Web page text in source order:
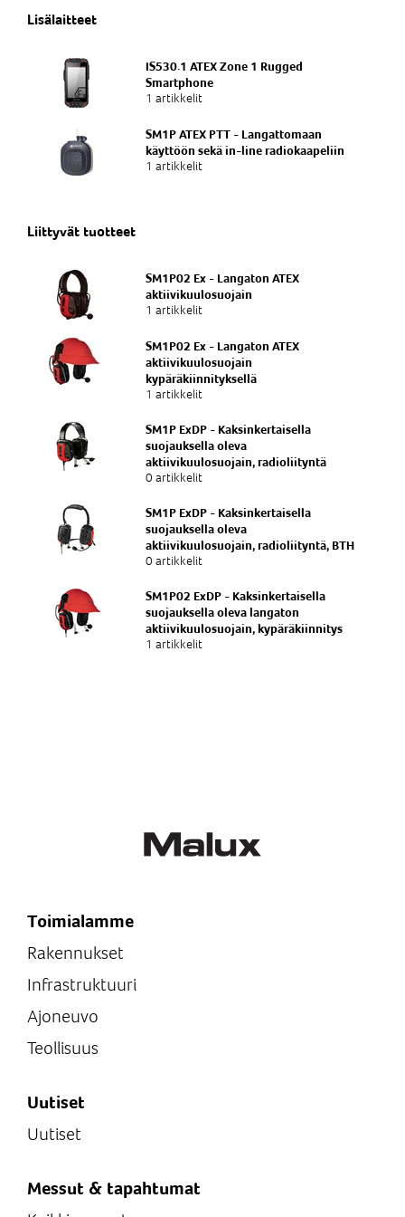
Lisälaitteet
IS530.1 ATEX Zone 1 Rugged
Smartphone
1 artikkelit
SM1P ATEX PTT - Langattomaan
käyttöön sekä in-line radiokaapeliin
1 artikkelit
Liittyvät tuotteet
SM1P02 Ex - Langaton ATEX
aktiivikuulosuojain
1 artikkelit
SM1P02 Ex - Langaton ATEX
aktiivikuulosuojain
kypäräkiinnityksellä
1 artikkelit
SM1P ExDP - Kaksinkertaisella
suojauksella oleva
aktiivikuulosuojain, radioliityntä
0 artikkelit
SM1P ExDP - Kaksinkertaisella
suojauksella oleva
aktiivikuulosuojain, radioliityntä, BTH
0 artikkelit
SM1P02 ExDP - Kaksinkertaisella
suojauksella oleva langaton
aktiivikuulosuojain, kypäräkiinnitys
1 artikkelit
Toimialamme
Rakennukset
Infrastruktuuri
Ajoneuvo
Teollisuus
Uutiset
Uutiset
Messut & tapahtumat